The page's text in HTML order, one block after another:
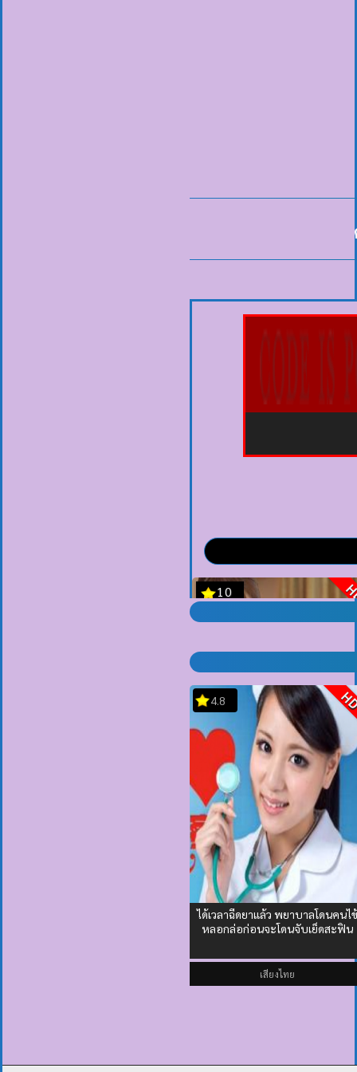
4.8
ได้เวลาฉีดยาแล้ว พยาบาลโดนคนไข้
หลอกล่อก่อนจะโดนจับเย็ดสะฟิน
เสียงไทย